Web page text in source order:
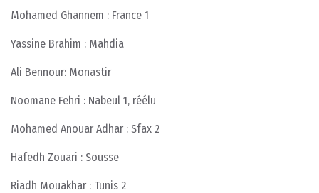
Mohamed Ghannem : France 1
Yassine Brahim : Mahdia
Ali Bennour: Monastir
Noomane Fehri : Nabeul 1, réélu
Mohamed Anouar Adhar : Sfax 2
Hafedh Zouari : Sousse
Riadh Mouakhar : Tunis 2